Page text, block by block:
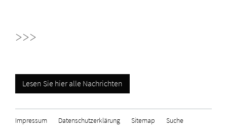
>>>
Lesen Sie hier alle Nachrichten
Impressum Datenschutzerklärung Sitemap Suche